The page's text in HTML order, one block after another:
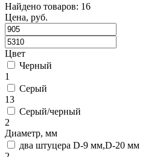
Найдено товаров: 16
Цена, руб.
Цвет
Черный
1
Серый
13
Серый/черный
2
Диаметр, мм
два штуцера D-9 мм,D-20 мм